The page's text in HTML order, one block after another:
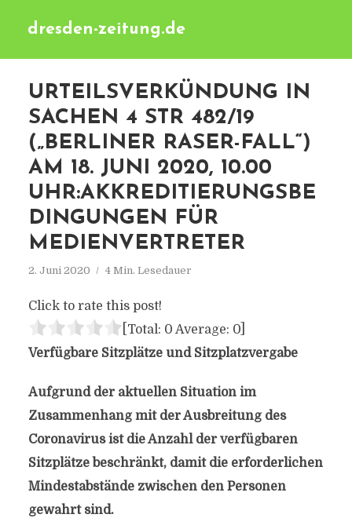
dresden-zeitung.de
URTEILSVERKÜNDUNG IN
SACHEN 4 STR 482/19
(„BERLINER RASER-FALL“)
AM 18. JUNI 2020, 10.00
UHR:AKKREDITIERUNGSBE
DINGUNGEN FÜR
MEDIENVERTRETER
2. Juni 2020 4 Min. Lesedauer
Click to rate this post!
[Total: 0 Average: 0]
Verfügbare Sitzplätze und Sitzplatzvergabe
Aufgrund der aktuellen Situation im
Zusammenhang mit der Ausbreitung des
Coronavirus ist die Anzahl der verfügbaren
Sitzplätze beschränkt, damit die erforderlichen
Mindestabstände zwischen den Personen
gewahrt sind.